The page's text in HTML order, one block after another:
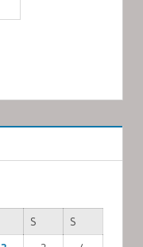
S
S